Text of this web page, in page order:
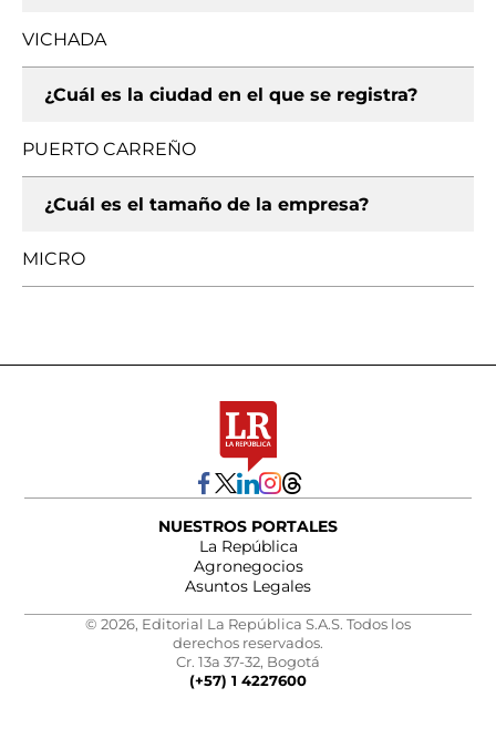
VICHADA
¿Cuál es la ciudad en el que se registra?
PUERTO CARREÑO
¿Cuál es el tamaño de la empresa?
MICRO
NUESTROS PORTALES
La República
Agronegocios
Asuntos Legales
© 2026, Editorial La República S.A.S. Todos los
derechos reservados.
Cr. 13a 37-32, Bogotá
(+57) 1 4227600